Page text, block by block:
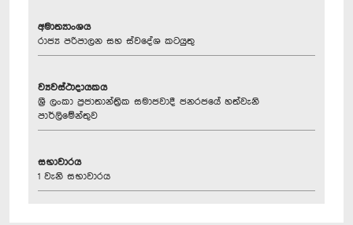
අමාත්‍යාංශය
රාජ්‍ය පරිපාලන සහ ස්වදේශ කටයුතු
ව්‍යවස්ථාදායකය
ශ්‍රී ලංකා ප්‍රජාතාන්ත්‍රික සමාජවාදී ජනරජයේ හත්වැනි
පාර්ලිමේන්තුව
සභාවාරය
1 වැනි සභාවාරය